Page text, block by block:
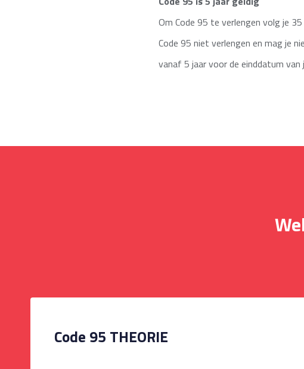
Om Code 95 te verlengen volg je
Code 95 niet verlengen en mag je
vanaf 5 jaar voor de einddatum van
Code 95 THEORIE